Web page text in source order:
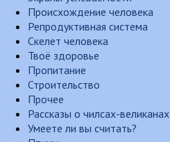
Происхождение человека
Репродуктивная система
Скелет человека
Твоё здоровье
Пропитание
Строительство
Прочее
Рассказы о чилсах-великанах
Умеете ли вы считать?